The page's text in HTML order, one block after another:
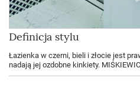
Definicja stylu
Łazienka w czerni, bieli i złocie jest
nadają jej ozdobne kinkiety.